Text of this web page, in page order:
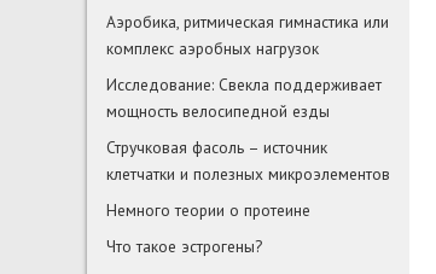
Аэробика, ритмическая гимнастика или
комплекс аэробных нагрузок
Исследование: Свекла поддерживает
мощность велосипедной езды
Стручковая фасоль – источник
клетчатки и полезных микроэлементов
Немного теории о протеине
Что такое эстрогены?